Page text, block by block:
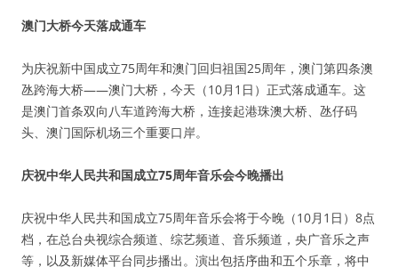
澳门大桥今天落成通车
为庆祝新中国成立75周年和澳门回归祖国25周年，澳门第四条澳
氹跨海大桥——澳门大桥，今天（10月1日）正式落成通车。这
是澳门首条双向八车道跨海大桥，连接起港珠澳大桥、氹仔码
头、澳门国际机场三个重要口岸。
庆祝中华人民共和国成立75周年音乐会今晚播出
庆祝中华人民共和国成立75周年音乐会将于今晚（10月1日）8点
档，在总台央视综合频道、综艺频道、音乐频道，央广音乐之声
等，以及新媒体平台同步播出。演出包括序曲和五个乐章，将中